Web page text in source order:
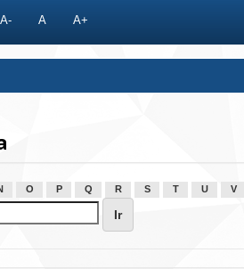
A- A A+
O P Q R S T U V